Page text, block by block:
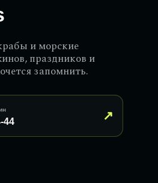
и морские
праздников и
запомнить.
44 ↗